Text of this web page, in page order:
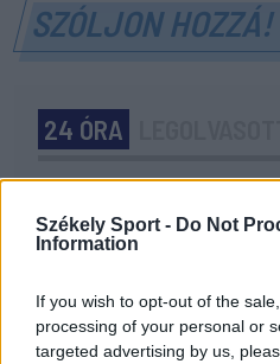
Székely Sport - Do Not
Information
If you wish to opt-out of the
processing of your personal or
targeted advertising by us,
SZÓLJON HOZZÁ!
24 ÓRA
14:49
Ovidiu Burcă: a szurkolók
pillanatokban
Egy évtized a háttérben –
bevezetett az SZFC